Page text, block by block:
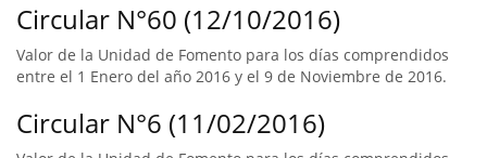
Circular N°60 (12/10/2016)
Valor de la Unidad de Fomento para los días comprendidos
entre el 1 Enero del año 2016 y el 9 de Noviembre de 2016.
Circular N°6 (11/02/2016)